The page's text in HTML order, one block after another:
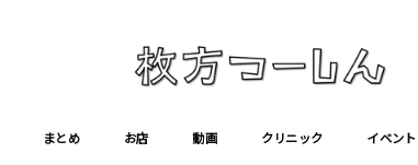
まとめ お店 動画 クリニック イベント